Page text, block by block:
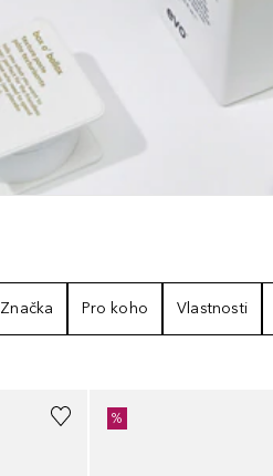
Značka Pro koho Vlastnosti
%